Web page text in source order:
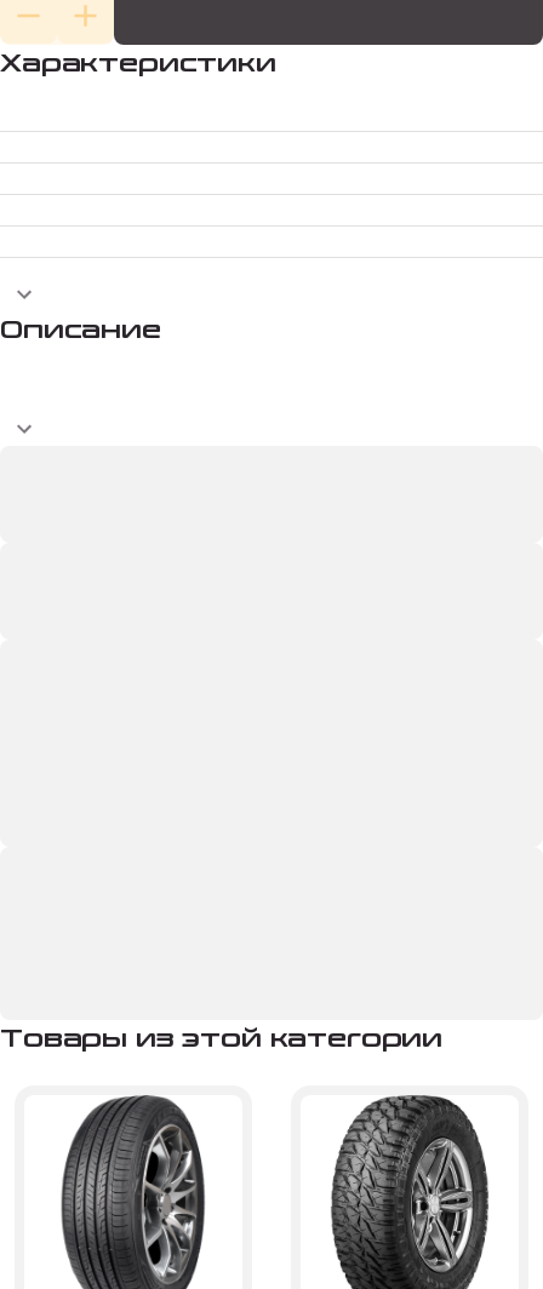
Характеристики
Описание
Товары из этой категории